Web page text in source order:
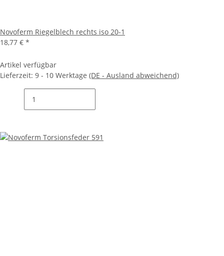
Novoferm Riegelblech rechts iso 20-1
18,77 € *
Artikel verfügbar
Lieferzeit: 9 - 10 Werktage (DE - Ausland abweichend)